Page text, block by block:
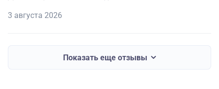
3 августа 2026
Показать еще отзывы